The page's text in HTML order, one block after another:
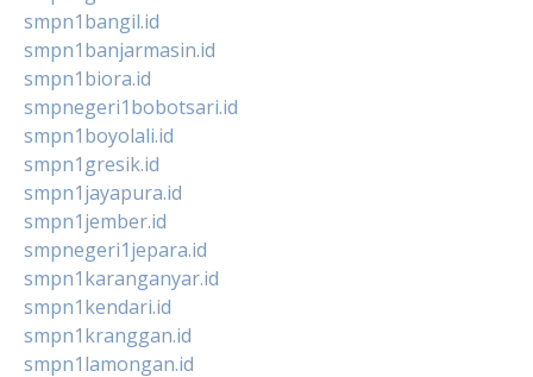
smpn1bangil.id
smpn1banjarmasin.id
smpn1biora.id
smpnegeri1bobotsari.id
smpn1boyolali.id
smpn1gresik.id
smpn1jayapura.id
smpn1jember.id
smpnegeri1jepara.id
smpn1karanganyar.id
smpn1kendari.id
smpn1kranggan.id
smpn1lamongan.id